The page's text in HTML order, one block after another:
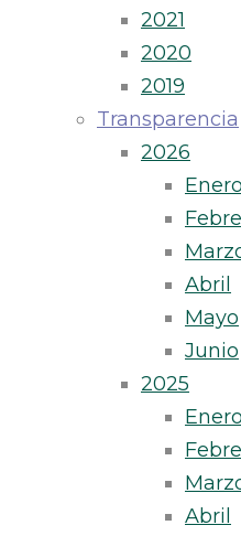
2021
2020
2019
Transparencia
2026
Enero
Abril
Mayo
Junio
2025
Enero
Abril